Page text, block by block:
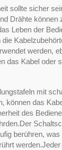
sollte sicher
Drähte
Leben der
werden,
das Kabel oder
mit
können das
des
berühren,